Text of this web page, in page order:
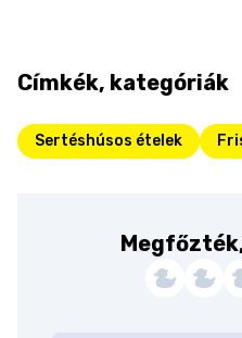
Címkék, kategóriák
Sertéshúsos ételek